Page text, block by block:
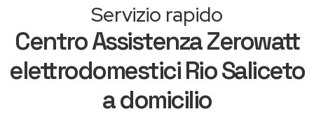
Servizio rapido
Centro Assistenza Zerowatt
elettrodomestici Rio Saliceto
a domicilio